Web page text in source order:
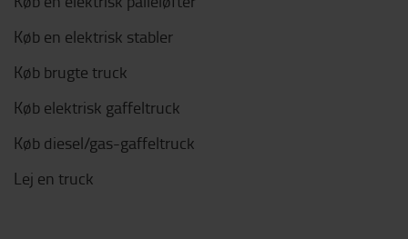
Køb en elektrisk stabler
Køb brugte truck
Køb elektrisk gaffeltruck
Køb diesel/gas-gaffeltruck
Lej en truck